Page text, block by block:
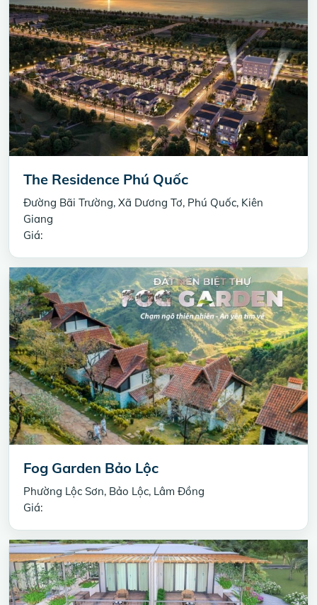
The Residence Phú Quốc
Đường Bãi Trường, Xã Dương Tơ, Phú Quốc, Kiên
Giang
Giá:
Fog Garden Bảo Lộc
Phường Lộc Sơn, Bảo Lộc, Lâm Đồng
Giá: